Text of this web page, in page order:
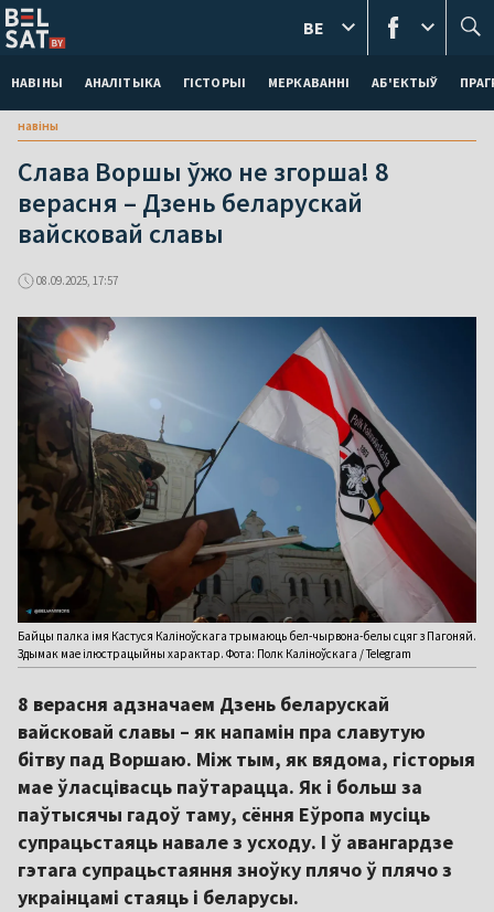
НАВІНЫ АНАЛІТЫКА ГІСТОРЫІ МЕРКАВАННI АБ'ЕКТЫЎ
BE
навіны
Слава Воршы ўжо не згорша! 8
верасня – Дзень беларускай
вайсковай славы
08.09.2025, 17:57
Байцы палка імя Кастуся Каліноўскага трымаюць бел-чырвона-белы сцяг з Пагоняй.
Здымак мае ілюстрацыйны характар. Фота: Полк Каліноўскага / Telegram
8 верасня адзначаем Дзень беларускай
вайсковай славы – як напамін пра славутую
бітву пад Воршаю. Між тым, як вядома, гісторыя
мае ўласцівасць паўтарацца. Як і больш за
паўтысячы гадоў таму, сёння Еўропа мусіць
супрацьстаяць навале з усходу. І ў авангардзе
гэтага супрацьстаяння зноўку плячо ў плячо з
украінцамі стаяць і беларусы.